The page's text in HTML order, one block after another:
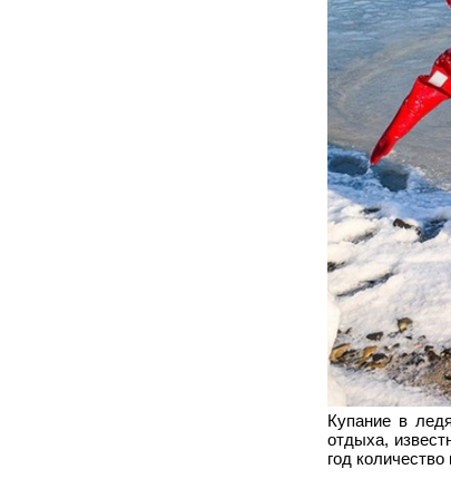
Купание в
отдыха,
год